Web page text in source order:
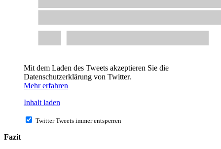
Mit dem Laden des Tweets akzeptieren Sie die
Datenschutzerklärung von Twitter.
Mehr erfahren
Inhalt laden
Twitter Tweets immer entsperren
Fazit